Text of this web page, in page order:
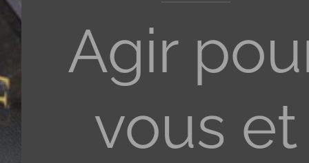
Agir
vous et